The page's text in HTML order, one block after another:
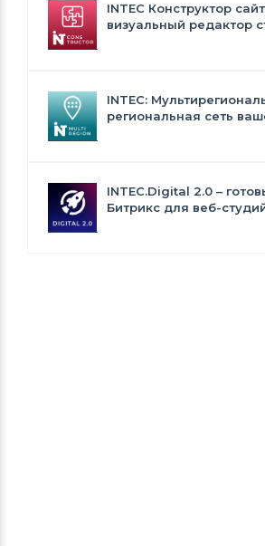
INTEC Конструктор
визуальный редактор
INTEC:
региональная сеть
INTEC.Digital 2.0 –
Битрикс для веб-